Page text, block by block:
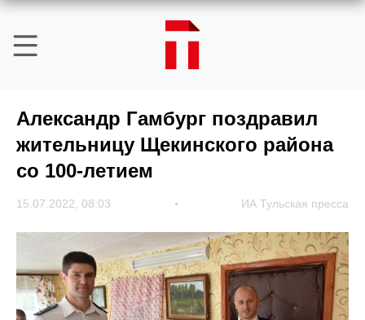
Александр Гамбург поздравил
жительницу Щекинского района
со 100-летием
15.07.2022, 08:03 ИА Тульская пресса